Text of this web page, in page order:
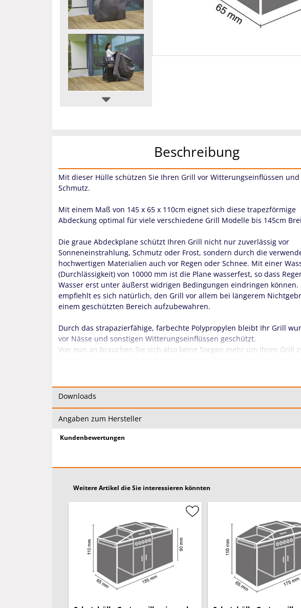
Beschreibung
Mit dieser Hülle schützen Sie Ihren Grill vor Witterungseinflüssen und
Schmutz.
Mit einem Maß von 145 x 65 x 110cm eignet sich diese trapezförmige
Abdeckung optimal für viele verschiedene Grill Modelle bis 145cm
Die graue Abdeckplane schützt Ihren Grill nicht nur zuverlässig vor
Sonneneinstrahlung, Schmutz oder Frost, sondern durch die
hochwertigen Materialien auch vor Regen oder Schnee. Mit einer
(Durchlässigkeit) von 10000 mm ist die Plane wasserfest, so dass
Wasser erst unter äußerst widrigen Bedingungen eindringen können.
empfiehlt es sich natürlich, den Grill vor allem bei längerem
einem geschützten Bereich aufzubewahren.
Durch das strapazierfähige, farbechte Polypropylen bleibt Ihr Grill
vor Nässe und sonstigen Witterungseinflüssen geschützt.
Von nun an brauchen Sie sich also keine Sorgen mehr um Ihren Grill
machen. Auch wenn es ein durchwachsener Sommer wird oder Sie
im Winter draußen stehen lassen, ist er durch die wasserfeste Plane
Größen und Formate für Ihren Grill, Ihre Outdoor Möbel,
Polster, so dass Sie für jedes Möbelstück die ideale Größe wählen
Downloads
Angaben zum Hersteller
Kundenbewertungen
Weitere Artikel die Sie interessieren könnten